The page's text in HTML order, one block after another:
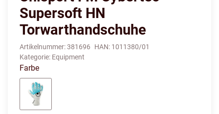
Supersoft HN
Torwarthandschuhe
Artikelnummer:381696 HAN: 1011380/01
Kategorie: Equipment
Farbe